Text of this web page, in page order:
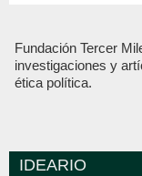
Fundación Tercer
investigaciones y
ética política.
IDEARIO